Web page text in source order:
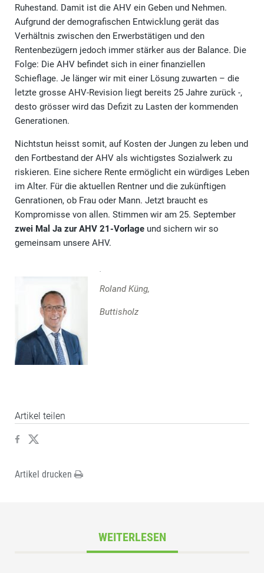
Ruhestand. Damit ist die AHV ein Geben und Nehmen.
Aufgrund der demografischen Entwicklung gerät das
Verhältnis zwischen den Erwerbstätigen und den
Rentenbezügern jedoch immer stärker aus der Balance. Die
Folge: Die AHV befindet sich in einer finanziellen
Schieflage. Je länger wir mit einer Lösung zuwarten – die
letzte grosse AHV-Revision liegt bereits 25 Jahre zurück -,
desto grösser wird das Defizit zu Lasten der kommenden
Generationen.
Nichtstun heisst somit, auf Kosten der Jungen zu leben und
den Fortbestand der AHV als wichtigstes Sozialwerk zu
riskieren. Eine sichere Rente ermöglicht ein würdiges Leben
im Alter. Für die aktuellen Rentner und die zukünftigen
Genrationen, ob Frau oder Mann. Jetzt braucht es
Kompromisse von allen. Stimmen wir am 25. September
zwei Mal Ja zur AHV 21-Vorlage und sichern wir so
gemeinsam unsere AHV.
Roland Küng,
Buttisholz
Artikel teilen
Artikel drucken
WEITERLESEN